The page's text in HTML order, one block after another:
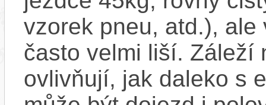
vzorek pneu, atd.),
často velmi liší. Záleží
ovlivňují, jak daleko s